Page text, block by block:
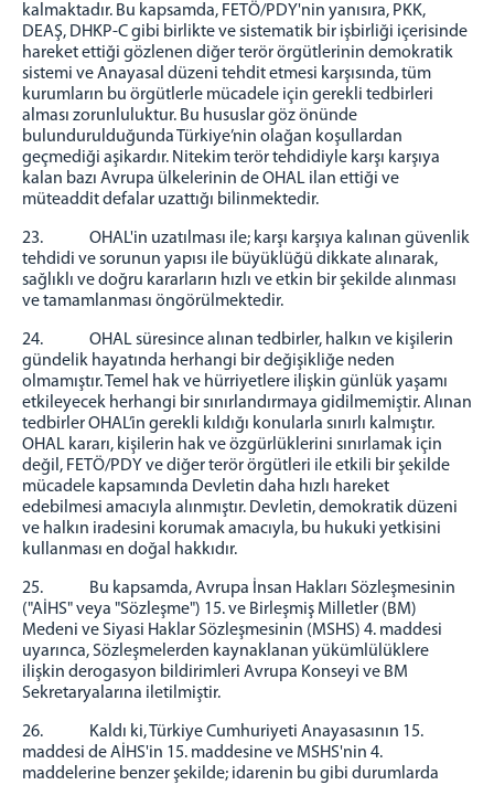
kalmaktadır. Bu kapsamda, FETÖ/PDY'nin yanısıra, PKK,
DEAŞ, DHKP-C gibi birlikte ve sistematik bir işbirliği içerisinde
hareket ettiği gözlenen diğer terör örgütlerinin demokratik
sistemi ve Anayasal düzeni tehdit etmesi karşısında, tüm
kurumların bu örgütlerle mücadele için gerekli tedbirleri
alması zorunluluktur. Bu hususlar göz önünde
bulundurulduğunda Türkiye’nin olağan koşullardan
geçmediği aşikardır. Nitekim terör tehdidiyle karşı karşıya
kalan bazı Avrupa ülkelerinin de OHAL ilan ettiği ve
müteaddit defalar uzattığı bilinmektedir.
23. OHAL'in uzatılması ile; karşı karşıya kalınan güvenlik
tehdidi ve sorunun yapısı ile büyüklüğü dikkate alınarak,
sağlıklı ve doğru kararların hızlı ve etkin bir şekilde alınması
ve tamamlanması öngörülmektedir.
24. OHAL süresince alınan tedbirler, halkın ve kişilerin
gündelik hayatında herhangi bir değişikliğe neden
olmamıştır. Temel hak ve hürriyetlere ilişkin günlük yaşamı
etkileyecek herhangi bir sınırlandırmaya gidilmemiştir. Alınan
tedbirler OHAL’in gerekli kıldığı konularla sınırlı kalmıştır.
OHAL kararı, kişilerin hak ve özgürlüklerini sınırlamak için
değil, FETÖ/PDY ve diğer terör örgütleri ile etkili bir şekilde
mücadele kapsamında Devletin daha hızlı hareket
edebilmesi amacıyla alınmıştır. Devletin, demokratik düzeni
ve halkın iradesini korumak amacıyla, bu hukuki yetkisini
kullanması en doğal hakkıdır.
25. Bu kapsamda, Avrupa İnsan Hakları Sözleşmesinin
("AİHS" veya "Sözleşme") 15. ve Birleşmiş Milletler (BM)
Medeni ve Siyasi Haklar Sözleşmesinin (MSHS) 4. maddesi
uyarınca, Sözleşmelerden kaynaklanan yükümlülüklere
ilişkin derogasyon bildirimleri Avrupa Konseyi ve BM
Sekretaryalarına iletilmiştir.
26. Kaldı ki, Türkiye Cumhuriyeti Anayasasının 15.
maddesi de AİHS'in 15. maddesine ve MSHS'nin 4.
maddelerine benzer şekilde; idarenin bu gibi durumlarda